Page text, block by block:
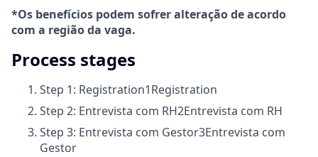
*Os benefícios podem sofrer alteração de acordo
com a região da vaga.
Process stages
Step 1: Registration1Registration
Step 2: Entrevista com RH2Entrevista com RH
Step 3: Entrevista com Gestor3Entrevista com
Gestor